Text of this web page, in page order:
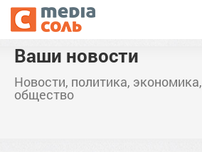
Ваши новости
Новости, политика, экономика,
общество